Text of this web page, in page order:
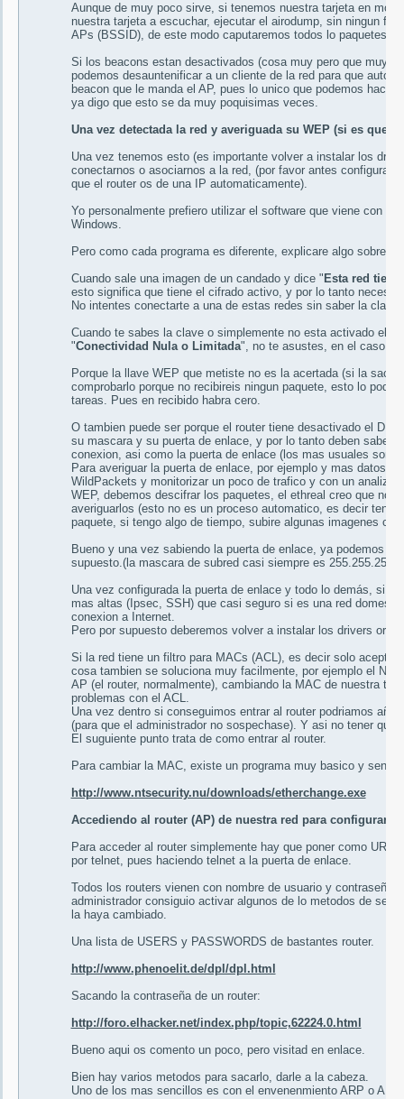
Aunque de muy poco sirve, si tenemos nuestra tarjeta en
nuestra tarjeta a escuchar, ejecutar el airodump, sin ningun
APs (BSSID), de este modo caputaremos todos lo paquetes
Si los beacons estan desactivados (cosa muy pero que muy
podemos desauntenificar a un cliente de la red para que
beacon que le manda el AP, pues lo unico que podemos
ya digo que esto se da muy poquisimas veces.
Una vez detectada la red y averiguada su WEP (si es que
Una vez tenemos esto (es importante volver a instalar los
conectarnos o asociarnos a la red, (por favor antes configurad
que el router os de una IP automaticamente).
Yo personalmente prefiero utilizar el software que viene con la
Windows.
Pero como cada programa es diferente, explicare algo sobre la
Cuando sale una imagen de un candado y dice " Esta red
esto significa que tiene el cifrado activo, y por lo tanto
No intentes conectarte a una de estas redes sin saber la clave.
Cuando te sabes la clave o simplemente no esta activado el
"Conectividad Nula o Limitada", no te asustes, en el caso
Porque la llave WEP que metiste no es la acertada (si la
comprobarlo porque no recibireis ningun paquete, esto lo
tareas. Pues en recibido habra cero.
O tambien puede ser porque el router tiene desactivado el
su mascara y su puerta de enlace, y por lo tanto deben saber
conexion, asi como la puerta de enlace (los mas usuales son
Para averiguar la puerta de enlace, por ejemplo y mas datos
WildPackets y monitorizar un poco de trafico y con un
WEP, debemos descifrar los paquetes, el ethreal creo que no
averiguarlos (esto no es un proceso automatico, es decir
paquete, si tengo algo de tiempo, subire algunas imagenes
Bueno y una vez sabiendo la puerta de enlace, ya podemos
supuesto.(la mascara de subred casi siempre es
Una vez configurada la puerta de enlace y todo lo demás, si
mas altas (Ipsec, SSH) que casi seguro si es una red
conexion a Internet.
Pero por supuesto deberemos volver a instalar los drivers
Si la red tiene un filtro para MACs (ACL), es decir solo acepta
cosa tambien se soluciona muy facilmente, por ejemplo el
AP (el router, normalmente), cambiando la MAC de nuestra
problemas con el ACL.
Una vez dentro si conseguimos entrar al router podriamos
(para que el administrador no sospechase). Y asi no tener que
El suguiente punto trata de como entrar al router.
Para cambiar la MAC, existe un programa muy basico y
http://www.ntsecurity.nu/downloads/etherchange.exe
Accediendo al router (AP) de nuestra red para configurarlo
Para acceder al router simplemente hay que poner como
por telnet, pues haciendo telnet a la puerta de enlace.
Todos los routers vienen con nombre de usuario y contraseña
administrador consiguio activar algunos de lo metodos de
la haya cambiado.
Una lista de USERS y PASSWORDS de bastantes router.
http://www.phenoelit.de/dpl/dpl.html
Sacando la contraseña de un router:
http://foro.elhacker.net/index.php/topic,62224.0.html
Bueno aqui os comento un poco, pero visitad en enlace.
Bien hay varios metodos para sacarlo, darle a la cabeza.
Uno de los mas sencillos es con el envenenmiento ARP o